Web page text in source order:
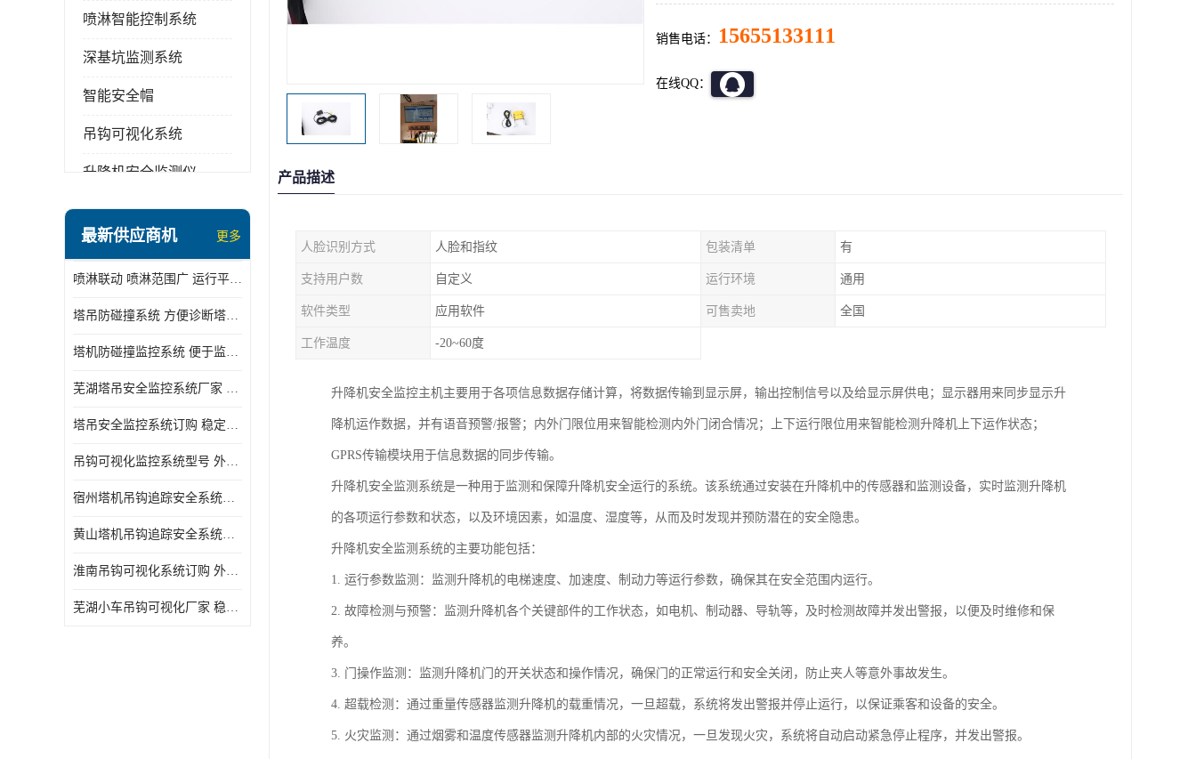
喷淋智能控制系统
深基坑监测系统
智能安全帽
吊钩可视化系统
升降机安全监测仪
最新供应商机 更多
喷淋联动 喷淋范围广 运行平稳 噪音小
塔吊防碰撞系统 方便诊断塔机状态 自动变焦智能化跟踪
塔机防碰撞监控系统 便于监督和管理 主要应用于塔机的实时监控
芜湖塔吊安全监控系统厂家 外观简洁大方 减少盲吊引发的事故
塔吊安全监控系统订购 稳定性高 结构清晰稳定
吊钩可视化监控系统型号 外观简洁大方 信号稳定 抗干扰性强
宿州塔机吊钩追踪安全系统厂家 提高工作效率 结构清晰稳定
黄山塔机吊钩追踪安全系统价格 可远程查看 减少盲吊引发的事故
淮南吊钩可视化系统订购 外观简洁大方 体积小 占用空间小
芜湖小车吊钩可视化厂家 稳定性高 可视吊装 降低盲吊风险
销售电话： 15655133111
在线QQ：
产品描述
人脸识别方式 人脸和指纹 包装清单 有
支持用户数 自定义 运行环境 通用
软件类型 应用软件 可售卖地 全国
工作温度 -20~60度
升降机安全监控主机主要用于各项信息数据存储计算，将数据传输到显示屏，输出控制信号以及给显示屏供电；显示器用来同步显示升
降机运作数据，并有语音预警/报警；内外门限位用来智能检测内外门闭合情况；上下运行限位用来智能检测升降机上下运作状态；
GPRS传输模块用于信息数据的同步传输。
升降机安全监测系统是一种用于监测和保障升降机安全运行的系统。该系统通过安装在升降机中的传感器和监测设备，实时监测升降机
的各项运行参数和状态，以及环境因素，如温度、湿度等，从而及时发现并预防潜在的安全隐患。
升降机安全监测系统的主要功能包括：
1. 运行参数监测：监测升降机的电梯速度、加速度、制动力等运行参数，确保其在安全范围内运行。
2. 故障检测与预警：监测升降机各个关键部件的工作状态，如电机、制动器、导轨等，及时检测故障并发出警报，以便及时维修和保
养。
3. 门操作监测：监测升降机门的开关状态和操作情况，确保门的正常运行和安全关闭，防止夹人等意外事故发生。
4. 超载检测：通过重量传感器监测升降机的载重情况，一旦超载，系统将发出警报并停止运行，以保证乘客和设备的安全。
5. 火灾监测：通过烟雾和温度传感器监测升降机内部的火灾情况，一旦发现火灾，系统将自动启动紧急停止程序，并发出警报。